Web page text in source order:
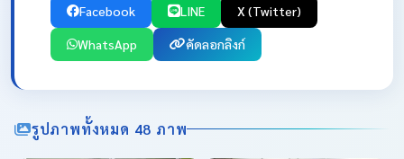
Facebook LINE X (Twitter)
WhatsApp คัดลอกลิงก์
รูปภาพทั้งหมด 48 ภาพ